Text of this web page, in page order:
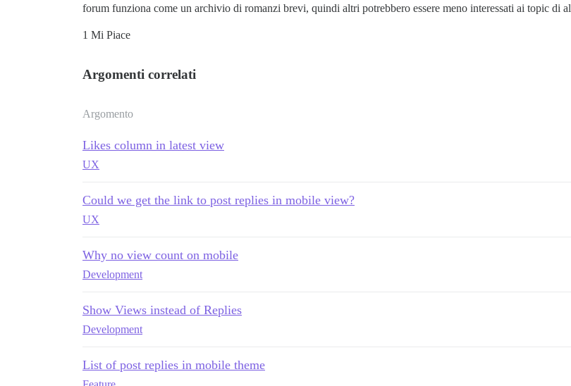
forum funziona come un archivio di romanzi brevi, quindi altri potrebbero essere meno interessati ai topic di
1 Mi Piace
Argomenti correlati
Argomento
Likes column in latest view
UX
Could we get the link to post replies in mobile view?
UX
Why no view count on mobile
Development
Show Views instead of Replies
Development
List of post replies in mobile theme